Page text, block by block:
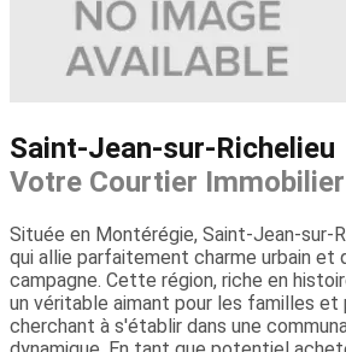
Saint-Jean-sur-Richelieu
Votre Courtier
Située en Montérégie, Saint-Jean-sur-
qui allie parfaitement charme urbain et
campagne. Cette région, riche en
un véritable aimant pour les familles et
cherchant à s'établir dans une